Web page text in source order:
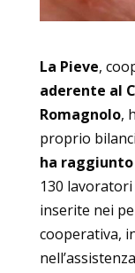
La Pieve,
aderente al
Romagnolo,
proprio
ha
130
inserite nei
cooperativa,